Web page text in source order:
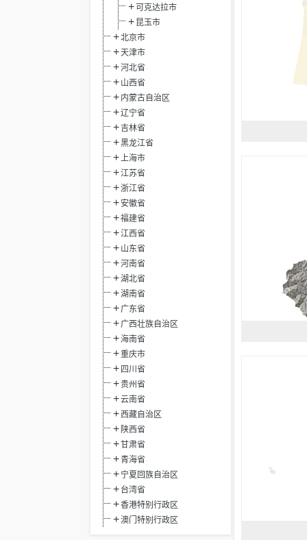
可克达拉市
昆玉市
北京市
天津市
河北省
山西省
内蒙古自治区
辽宁省
吉林省
黑龙江省
上海市
江苏省
浙江省
安徽省
福建省
江西省
山东省
河南省
湖北省
湖南省
广东省
广西壮族自治区
海南省
重庆市
四川省
贵州省
云南省
西藏自治区
陕西省
甘肃省
青海省
宁夏回族自治区
台湾省
香港特别行政区
澳门特别行政区